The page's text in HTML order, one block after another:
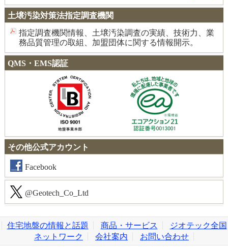
土壌汚染対策法指定調査機関
指定調査機関情報、土壌汚染調査の実績、技術力、業
務品質管理の取組、加盟団体に関する情報開示。
QMS・EMS認証
その他公式アカウント
Facebook
@Geotech_Co_Ltd
住宅地盤の情報と話題 商品・サービス
ジオテック全国
ネットワーク
会社案内 お問い合わせ